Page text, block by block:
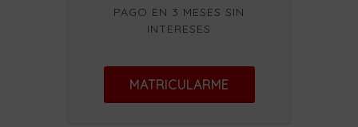
PAGO EN 3 MESES SIN
INTERESES
MATRICULARME